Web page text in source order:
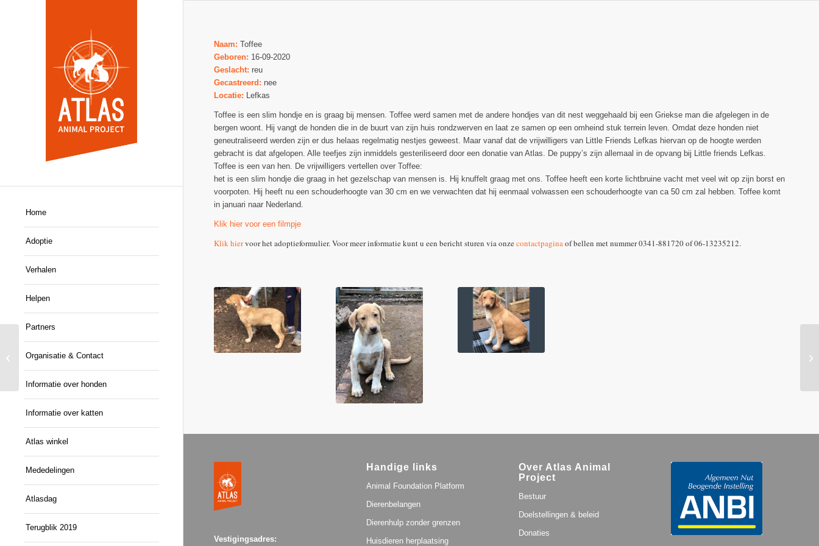
Home
Adoptie
Verhalen
Helpen
Partners
Organisatie & Contact
Informatie over honden
Informatie over katten
Atlas winkel
Mededelingen
Atlasdag
Terugblik 2019
Naam: Toffee
Geboren: 16-09-2020
Geslacht: reu
Gecastreerd: nee
Locatie: Lefkas
Toffee is een slim hondje en is graag bij mensen. Toffee werd samen met de andere hondjes van dit nest weggehaald bij een Griekse man die afgelegen in de
bergen woont. Hij vangt de honden die in de buurt van zijn huis rondzwerven en laat ze samen op een omheind stuk terrein leven. Omdat deze honden niet
geneutraliseerd werden zijn er dus helaas regelmatig nestjes geweest. Maar vanaf dat de vrijwilligers van Little Friends Lefkas hiervan op de hoogte werden
gebracht is dat afgelopen. Alle teefjes zijn inmiddels gesteriliseerd door een donatie van Atlas. De puppy’s zijn allemaal in de opvang bij Little friends Lefkas.
Toffee is een van hen. De vrijwilligers vertellen over Toffee:
het is een slim hondje die graag in het gezelschap van mensen is. Hij knuffelt graag met ons. Toffee heeft een korte lichtbruine vacht met veel wit op zijn borst en
voorpoten. Hij heeft nu een schouderhoogte van 30 cm en we verwachten dat hij eenmaal volwassen een schouderhoogte van ca 50 cm zal hebben. Toffee komt
in januari naar Nederland.
Klik hier voor een filmpje
Klik hiervoor het adoptieformulier. Voor meer informatie kunt u een bericht sturen via onzecontactpaginaof bellen met nummer 0341-881720 of 06-13235212.
Vestigingsadres:
Handige links
Animal Foundation Platform
Dierenbelangen
Dierenhulp zonder grenzen
Huisdieren herplaatsing
Over Atlas Animal
Project
Bestuur
Doelstellingen & beleid
Donaties
Rodney